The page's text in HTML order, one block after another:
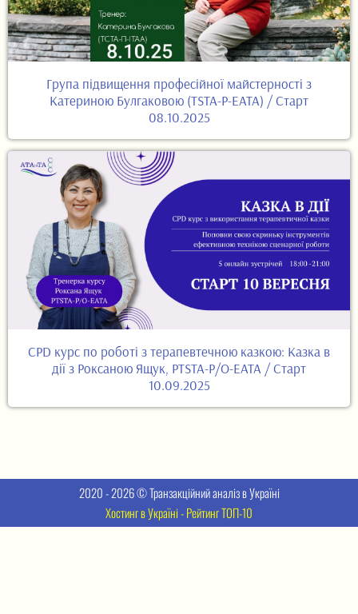
Група підвищення професійної майстерності з
Катериною Булгаковою (TSTA-P-EATA) / Старт
08.10.2025
CPD курс по роботі з терапевтечною казкою: Казка в
дії з Роксаною Ящук, PTSTA-P/O-EATA / Старт
10.09.2025
2020 - 2026 © Транзакційний аналіз в Україні
Хостинг в Україні - Рейтинг ТОП-10